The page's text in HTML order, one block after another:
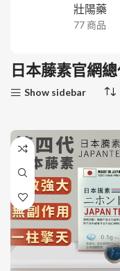
壯陽藥
77 商品
日本藤素官網
Show sidebar